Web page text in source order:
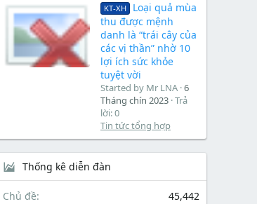
KT-XH
Loại quả mùa
thu được mệnh
danh là “trái cây của
các vị thần” nhờ 10
lợi ích sức khỏe
tuyệt vời
Started by Mr LNA 6
Tháng chín 2023 Trả
lời: 0
Tin tức tổng hợp
Thống kê diễn đàn
Chủ đề
45,442